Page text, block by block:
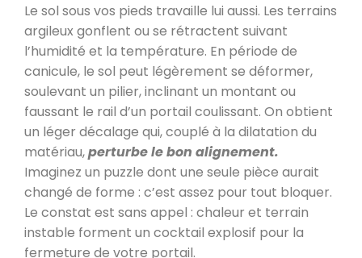
Le sol sous vos pieds travaille lui aussi. Les terrains
argileux gonflent ou se rétractent suivant
l’humidité et la température. En période de
canicule, le sol peut légèrement se déformer,
soulevant un pilier, inclinant un montant ou
faussant le rail d’un portail coulissant. On obtient
un léger décalage qui, couplé à la dilatation du
matériau,perturbe le bon alignement.
Imaginez un puzzle dont une seule pièce aurait
changé de forme : c’est assez pour tout bloquer.
Le constat est sans appel : chaleur et terrain
instable forment un cocktail explosif pour la
fermeture de votre portail.